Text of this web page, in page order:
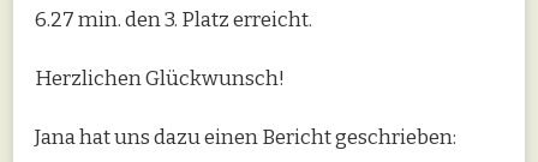
6.27 min. den 3. Platz erreicht.
Herzlichen Glückwunsch!
Jana hat uns dazu einen Bericht geschrieben: